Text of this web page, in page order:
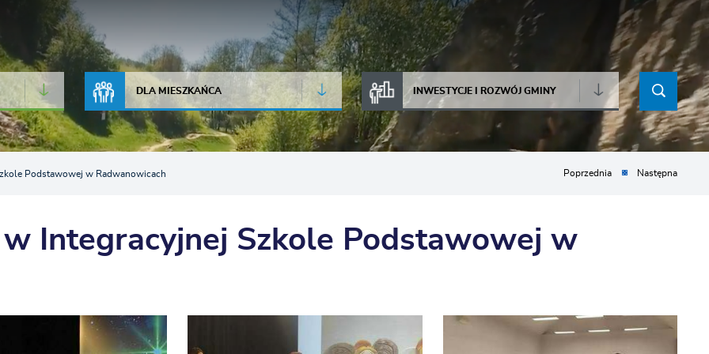
JAKOŚĆ POWIETRZA
DLA MIESZKAŃCA INWESTYCJE I ROZWÓJ GMINY
Podstawowej w Radwanowicach Poprzednia Następna
Integracyjnej Szkole Podstawowej w